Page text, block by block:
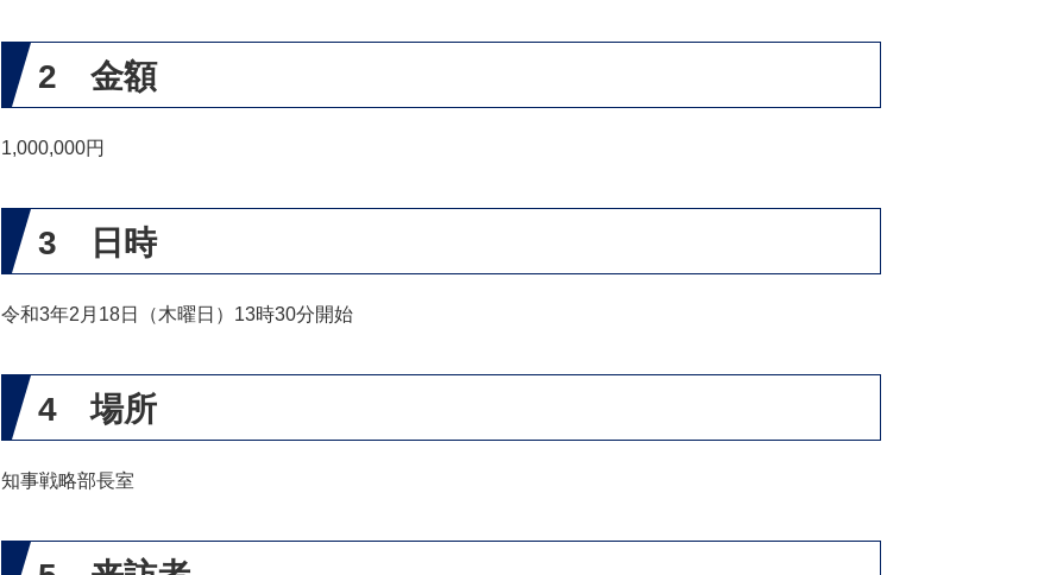
2 金額
1,000,000円
3 日時
令和3年2月18日（木曜日）13時30分開始
4 場所
知事戦略部長室